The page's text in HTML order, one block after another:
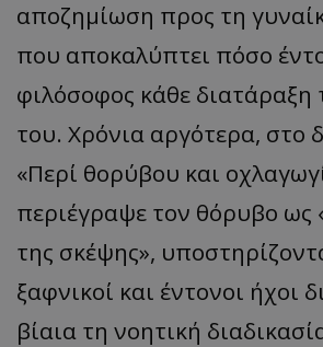
αποζημίωση προς τη
που αποκαλύπτει πόσο
φιλόσοφος κάθε διατάραξη
του. Χρόνια αργότερα, στο
«Περί θορύβου και
περιέγραψε τον θόρυβο ως
της σκέψης»,
ξαφνικοί και έντονοι ήχοι
βίαια τη νοητική